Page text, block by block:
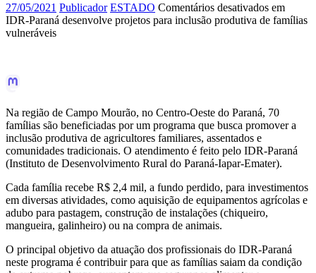
27/05/2021 Publicador ESTADO Comentários desativados em
IDR-Paraná desenvolve projetos para inclusão produtiva de famílias
vulneráveis
Na região de Campo Mourão, no Centro-Oeste do Paraná, 70
famílias são beneficiadas por um programa que busca promover a
inclusão produtiva de agricultores familiares, assentados e
comunidades tradicionais. O atendimento é feito pelo IDR-Paraná
(Instituto de Desenvolvimento Rural do Paraná-Iapar-Emater).
Cada família recebe R$ 2,4 mil, a fundo perdido, para investimentos
em diversas atividades, como aquisição de equipamentos agrícolas e
adubo para pastagem, construção de instalações (chiqueiro,
mangueira, galinheiro) ou na compra de animais.
O principal objetivo da atuação dos profissionais do IDR-Paraná
neste programa é contribuir para que as famílias saiam da condição